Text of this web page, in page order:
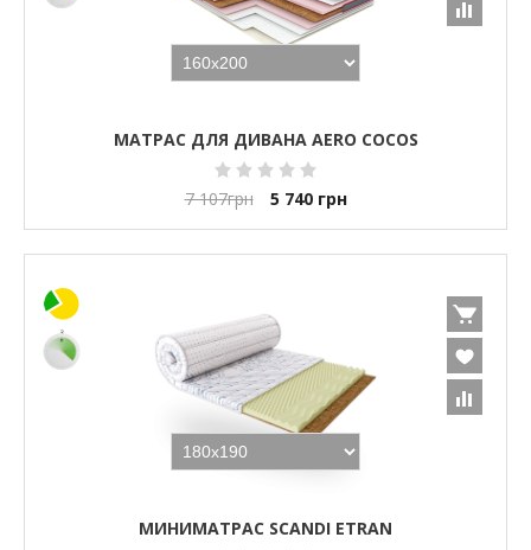
МАТРАС ДЛЯ ДИВАНА AERO COCOS
7 107грн 5 740 грн
МИНИМАТРАС SCANDI ETRAN